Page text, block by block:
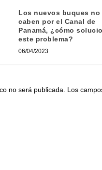
Los nuevos buques no
caben por el Canal de
Panamá, ¿cómo
este problema?
06/04/2023
no será publicada. Los